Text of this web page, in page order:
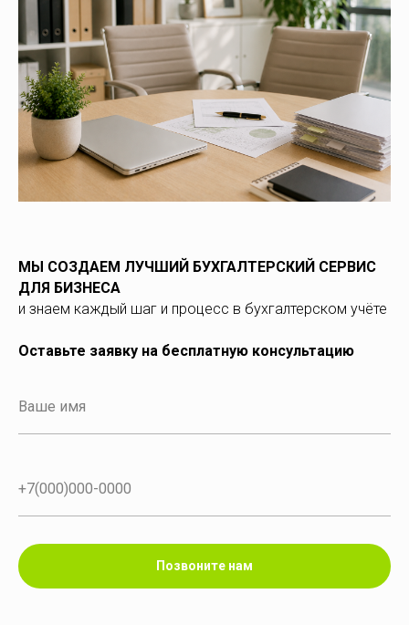
МЫ СОЗДАЕМ ЛУЧШИЙ БУХГАЛТЕРСКИЙ СЕРВИС
ДЛЯ БИЗНЕСА
и знаем каждый шаг и процесс в бухгалтерском учёте
Оставьте заявку на бесплатную консультацию
Позвоните нам